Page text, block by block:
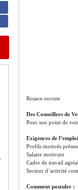
Rosace recrute
Des Conseillers de
Pour son point de
Exigences de
Profils motivés
Salaire motivant
Cadre de travail
Secteur d’activité
Comment postuler :